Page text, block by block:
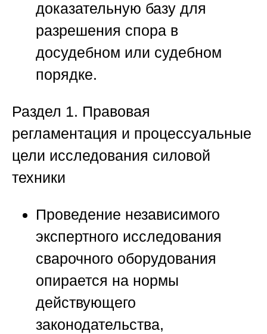
доказательную базу для
разрешения спора в
досудебном или судебном
порядке.
Раздел 1. Правовая
регламентация и процессуальные
цели исследования силовой
техники
Проведение независимого
экспертного исследования
сварочного оборудования
опирается на нормы
действующего
законодательства,